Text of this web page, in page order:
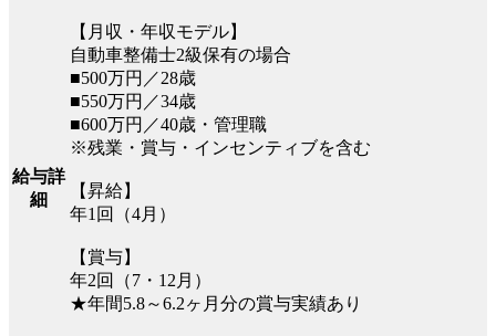
給与詳
細
【月収・年収モデル】
自動車整備士2級保有の場合
■500万円／28歳
■550万円／34歳
■600万円／40歳・管理職
※残業・賞与・インセンティブを含む
【昇給】
年1回（4月）
【賞与】
年2回（7・12月）
★年間5.8～6.2ヶ月分の賞与実績あり